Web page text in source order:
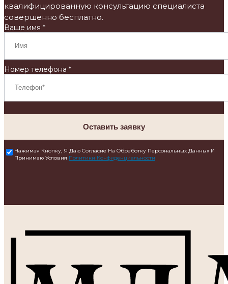
квалифицированную консультацию специалиста
совершенно бесплатно.
Ваше имя *
Номер телефона *
Оставить заявку
Нажимая Кнопку, Я Даю Согласие На Обработку Персональных Данных И
Принимаю Условия Политики Конфиденциальности